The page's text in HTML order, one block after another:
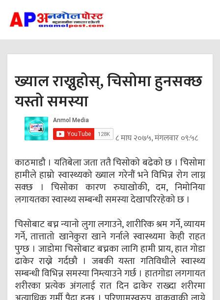
ख्याल राख्नुहोस्, चिसोमा हुनसक्छ
यस्तो समस्या
८ माघ २०७५, मंगलवार ०९:५८
काठमाडौ । यतिबेला जता ततै चिसोको बढेको छ । चिसोमा
हामीले हाम्रो स्वास्थ्यको ख्याल गरेनौं भने विभिन्न रोग लाग्न
सक्छ । चिसोका कारण रुघाखोकी, दम, निमोनिया
लगायतका स्वास्थ्य सम्बन्धी समस्या देखापरिरहेको छ ।
चिसोबाट बच्न न्यानो लुगा लगाउने, शारीरिक श्रम गर्ने, व्यायम
गर्ने, तात्तातो खानेकुरा खाने गर्नाले स्वास्थ्यमा केही राहत
पुग्छ । जाडोमा चिसोबाट बच्नका लागि हामी प्राय, हात गोडा
ढाकेर राख्ने गर्दछौ । जबकी यस्ता गतिविधीले स्वास्थ्य
सम्बन्धी विभिन्न समस्या निम्त्याउने गर्छ । हातगोडा लगगायत
शरीरका प्रत्येक अंगलाई रात दिन ढाकेर राख्दा शरीरमा